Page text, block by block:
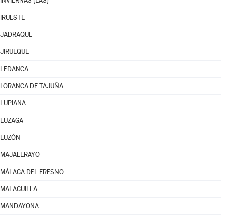
IRUESTE
JADRAQUE
JIRUEQUE
LEDANCA
LORANCA DE TAJUÑA
LUPIANA
LUZAGA
LUZÓN
MAJAELRAYO
MÁLAGA DEL FRESNO
MALAGUILLA
MANDAYONA